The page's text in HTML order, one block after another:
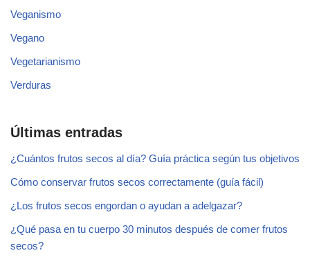
Veganismo
Vegano
Vegetarianismo
Verduras
Últimas entradas
¿Cuántos frutos secos al día? Guía práctica según tus objetivos
Cómo conservar frutos secos correctamente (guía fácil)
¿Los frutos secos engordan o ayudan a adelgazar?
¿Qué pasa en tu cuerpo 30 minutos después de comer frutos
secos?